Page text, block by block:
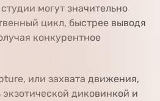
могут значительно
цикл, быстрее выводя
конкурентное
или захвата движения,
диковинкой и